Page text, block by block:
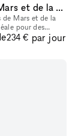
Art Galerie à proximité du Champs de Mars et de la Tour Eiffel -idéale pour des expositions d'arts modernes ou anciens, sculptures, antiquaires ou autre showroom
de Mars et de la
pour des
234 € par jour